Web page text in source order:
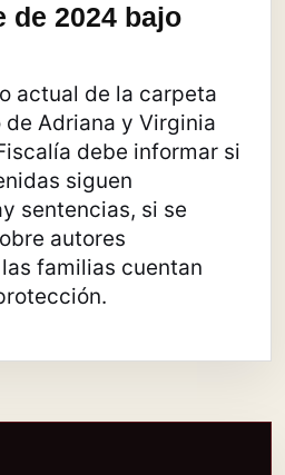
de 2024 bajo
actual de la carpeta
Adriana y Virginia
debe informar si
siguen
sentencias, si se
autores
familias cuentan